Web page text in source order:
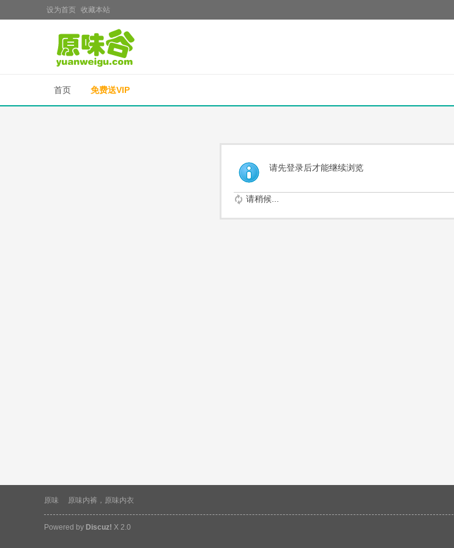
设为首页 收藏本站
首页 免费送VIP
请先登录后才能继续浏览
请稍候...
原味 原味内裤，原味内衣
Powered by Discuz! X 2.0